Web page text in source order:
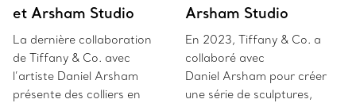
et Arsham Studio
La dernière collaboration
de Tiffany & Co. avec
l’artiste Daniel Arsham
présente des colliers en
Arsham Studio
En 2023, Tiffany & Co. a
collaboré avec
Daniel Arsham pour créer
une série de sculptures,